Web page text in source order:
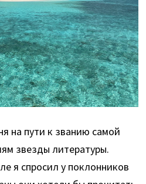
на пути к званию самой
звезды литературы.
я спросил у поклонников